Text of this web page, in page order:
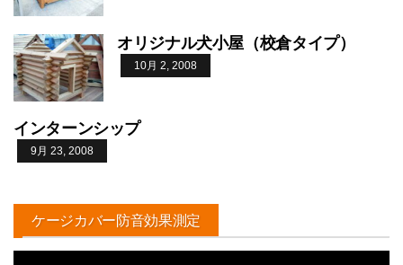
オリジナル犬小屋（校倉タイプ）
10月 2, 2008
インターンシップ
9月 23, 2008
ケージカバー防音効果測定